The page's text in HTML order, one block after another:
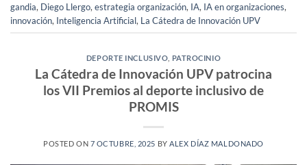
gandia, Diego Llergo, estrategia organización, IA, IA en organizaciones,
innovación, Inteligencia Artificial, La Cátedra de Innovación UPV
DEPORTE INCLUSIVO PATROCINIO
La Cátedra de Innovación UPV patrocina
los VII Premios al deporte inclusivo de
PROMIS
POSTED ON 7 OCTUBRE, 2025 BYALEX DÍAZ MALDONADO